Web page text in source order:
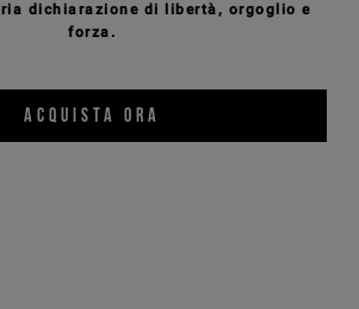
dichiarazione di libertà, orgoglio e
forza.
ACQUISTA ORA